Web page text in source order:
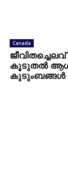
Canada
കൂടുതൽ
കുടുംബങ്ങൾ